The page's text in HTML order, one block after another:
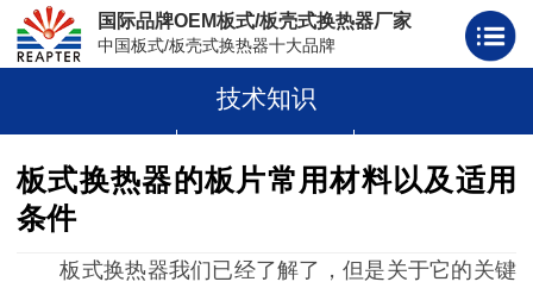
国际品牌OEM板式/板壳式换热器厂家
中国板式/板壳式换热器十大品牌
板壳式换热器
技术知识
板式换热器的板片常用材料以及适用
条件
板式换热器我们已经了解了，但是关于它的关键